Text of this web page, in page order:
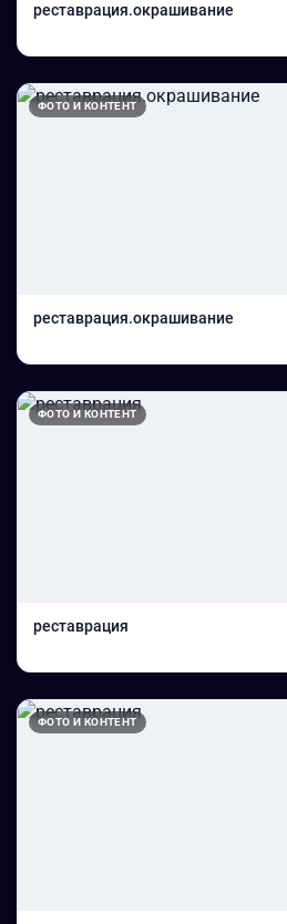
реставрация.окрашивание
ФОТО И КОНТЕНТ
реставрация.окрашивание
ФОТО И КОНТЕНТ
реставрация
ФОТО И КОНТЕНТ